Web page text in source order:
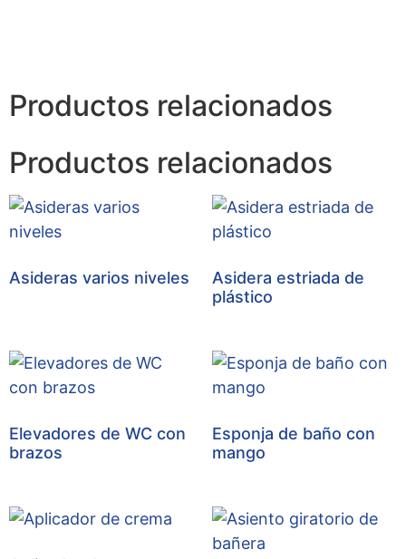
Productos relacionados
Productos relacionados
Asideras varios niveles
Asidera estriada de
plástico
Elevadores de WC con
brazos
Esponja de baño con
mango